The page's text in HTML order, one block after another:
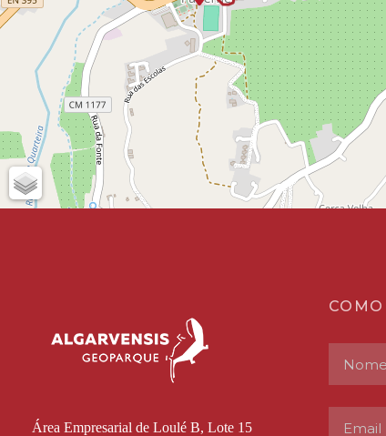
Área Empresarial de Loulé B, Lote 15